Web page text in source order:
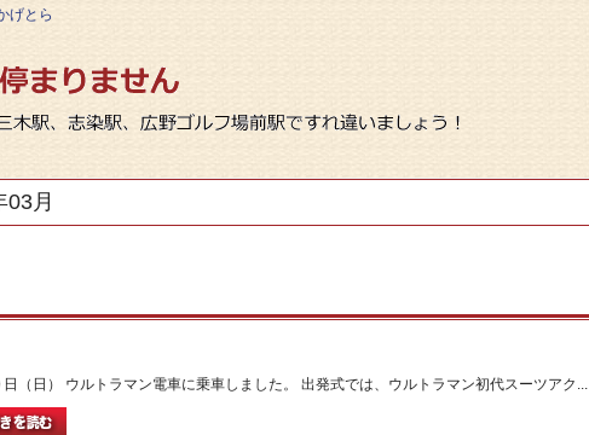
げとら
月
日（日） ウルトラマン電車に乗車しました。 出発式では、ウルトラマン初代スーツアク...